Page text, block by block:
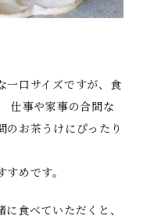
一口サイズですが、食
仕事や家事の合間な
のお茶うけにぴったり
めです。
食べていただくと、